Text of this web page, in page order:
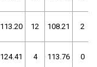
113.20 12 108.21 2
124.41 4 113.76 0